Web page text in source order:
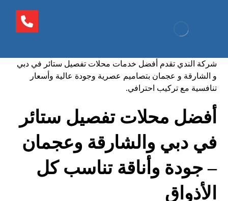
شركة الندي تقدم أفضل خدمات محلات تفصيل ستائر في دبي
و الشارقة و عجمان بتصاميم عصرية وجودة عالية وأسعار
تنافسية مع تركيب احترافي.
أفضل محلات تفصيل ستائر
في دبي والشارقة وعجمان
– جودة وأناقة تناسب كل
الأذواق